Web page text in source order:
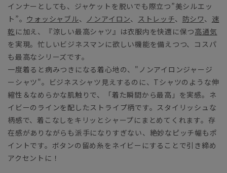
インナーとしても、ジャケットを脱いでも際立つ”美シルエッ
ト”。 ウォッシャブル、 ノンアイロン、 ストレッチ、 防シワ、 速
乾 に加え、『涼しい最高シャツ』は衣服内を快適に保つ高通気
を実現。忙しいビジネスマンに欲しい機能を備えつつ、コスパ
も最高なシリーズです。
一度着ると病みつきになる着心地の、"ノンアイロンジャージ
ーシャツ"。ビジネスシャツ見えするのに、Tシャツのような伸
縮性＆なめらかな肌触りで、「着た瞬間から最高」を実感。ネ
イビーのラインを配したストライプ柄です。スタイリッシュな
柄感で、着こなしをキリッとシャープにまとめてくれます。存
在感がありながらも派手になりすぎない、絶妙なピッチ幅もポ
イントです。ボタンの留め糸をネイビーにすることで引き締め
アクセントに！